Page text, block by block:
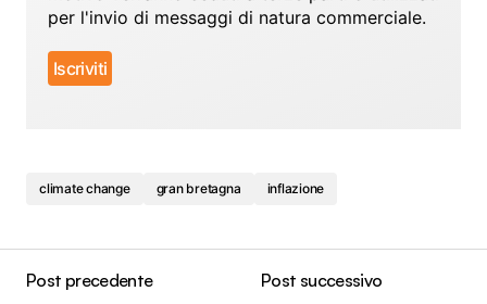
per l'invio di messaggi di natura commerciale.
climate change gran bretagna inflazione
Post precedente
Post successivo